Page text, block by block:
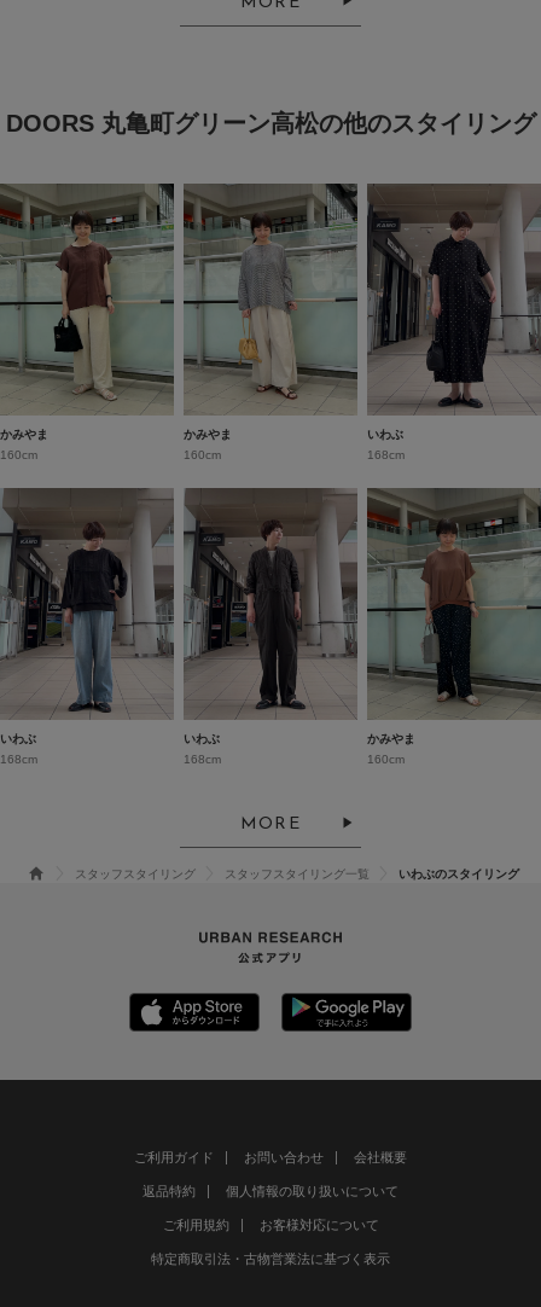
DOORS 丸亀町グリーン高松の他のスタイリング
かみやま
160cm
かみやま
160cm
いわぶ
168cm
いわぶ
168cm
いわぶ
168cm
かみやま
160cm
MORE
スタッフスタイリング スタッフスタイリング一覧 いわぶのスタイリング
ご利用ガイド お問い合わせ 会社概要
返品特約 個人情報の取り扱いについて
ご利用規約 お客様対応について
特定商取引法・古物営業法に基づく表示